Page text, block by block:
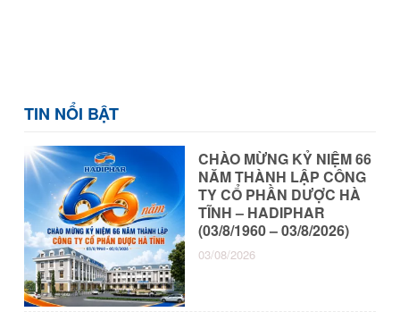
TIN NỔI BẬT
CHÀO MỪNG KỶ NIỆM 66
NĂM THÀNH LẬP CÔNG
TY CỔ PHẦN DƯỢC HÀ
TĨNH – HADIPHAR
(03/8/1960 – 03/8/2026)
03/08/2026